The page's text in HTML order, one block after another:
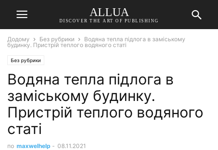
ALLUA
DISCOVER THE ART OF PUBLISHING
Додому Без рубрики
Водяна тепла підлога в заміському
будинку. Пристрій теплого водяного статі
Без рубрики
Водяна тепла підлога в
заміському будинку.
Пристрій теплого водяного
статі
по maxwelhelp - 08.11.2021